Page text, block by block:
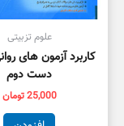
علوم تزبیتی
کاربرد آزمون های
دست دوم
25,000تومان